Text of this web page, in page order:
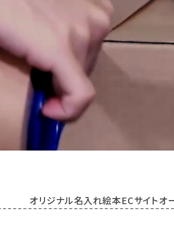
オリジナル名入れ絵本ECサイトオ